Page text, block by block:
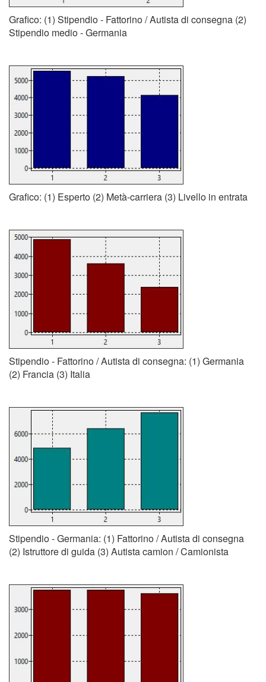
Grafico: (1) Stipendio - Fattorino / Autista di consegna (2)
Stipendio medio - Germania
Grafico: (1) Esperto (2) Metà-carriera (3) Livello in entrata
Stipendio - Fattorino / Autista di consegna: (1) Germania
(2) Francia (3) Italia
Stipendio - Germania: (1) Fattorino / Autista di consegna
(2) Istruttore di guida (3) Autista camion / Camionista